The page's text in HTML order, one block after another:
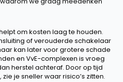
om kosten laag te houden.
of verouderde schakelaar
kan later voor grotere schade
en VvE-complexen is vroeg
herstel achteraf. Door op tijd
je sneller waar risico’s zitten.